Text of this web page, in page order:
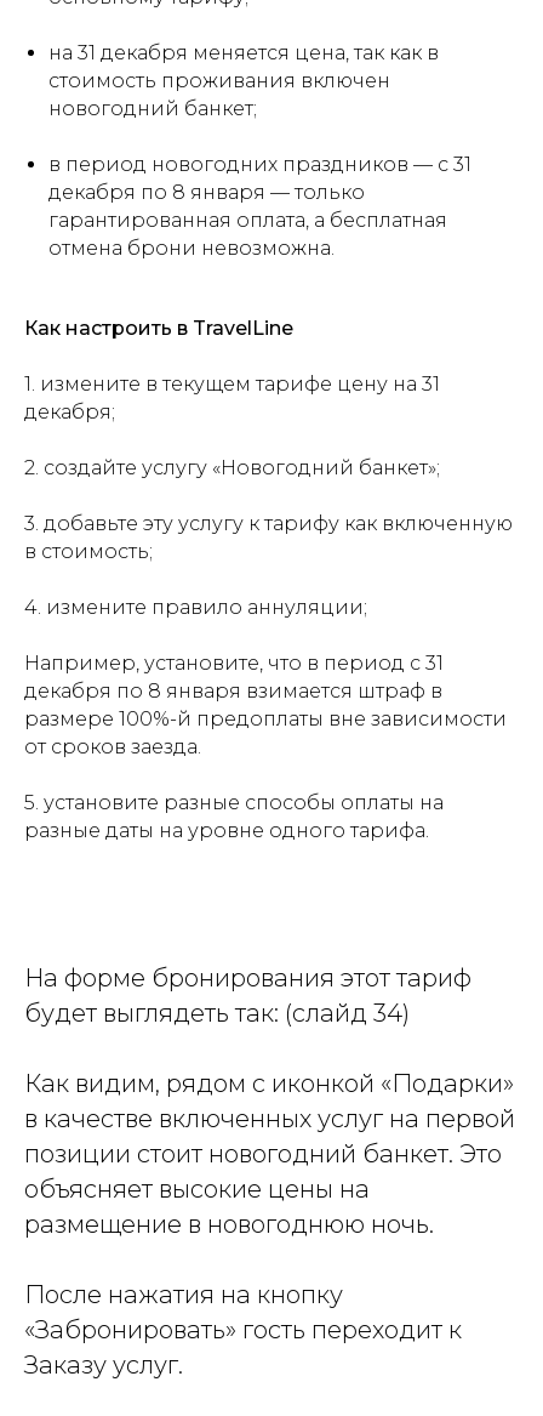
на 31 декабря меняется цена, так как в
стоимость проживания включен
новогодний банкет;
в период новогодних праздников — с 31
декабря по 8 января — только
гарантированная оплата, а бесплатная
отмена брони невозможна.
Как настроить в TravelLine
1. измените в текущем тарифе цену на 31
декабря;
2. создайте услугу «Новогодний банкет»;
3. добавьте эту услугу к тарифу как включенную
в стоимость;
4. измените правило аннуляции;
Например, установите, что в период с 31
декабря по 8 января взимается штраф в
размере 100%-й предоплаты вне зависимости
от сроков заезда.
5. установите разные способы оплаты на
разные даты на уровне одного тарифа.
На форме бронирования этот тариф
будет выглядеть так: (слайд 34)
Как видим, рядом с иконкой «Подарки»
в качестве включенных услуг на первой
позиции стоит новогодний банкет. Это
объясняет высокие цены на
размещение в новогоднюю ночь.
После нажатия на кнопку
«Забронировать» гость переходит к
Заказу услуг.